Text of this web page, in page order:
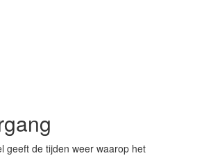
geeft de tijden weer waarop het